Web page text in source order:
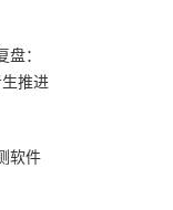
：
生推进
软件